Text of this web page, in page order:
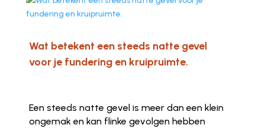
Wat betekent een steeds natte gevel
voor je fundering en kruipruimte.
Een steeds natte gevel is meer dan een klein
ongemak en kan flinke gevolgen hebben